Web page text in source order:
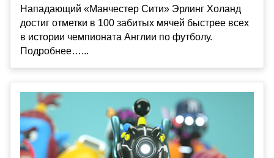
Нападающий «Манчестер Сити» Эрлинг Холанд
достиг отметки в 100 забитых мячей быстрее всех
в истории чемпионата Англии по футболу.
Подробнее…...